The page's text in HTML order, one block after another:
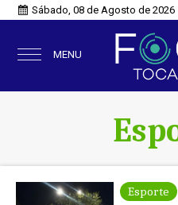
Sábado, 08 de Agosto de 2026
MENU
Esporte